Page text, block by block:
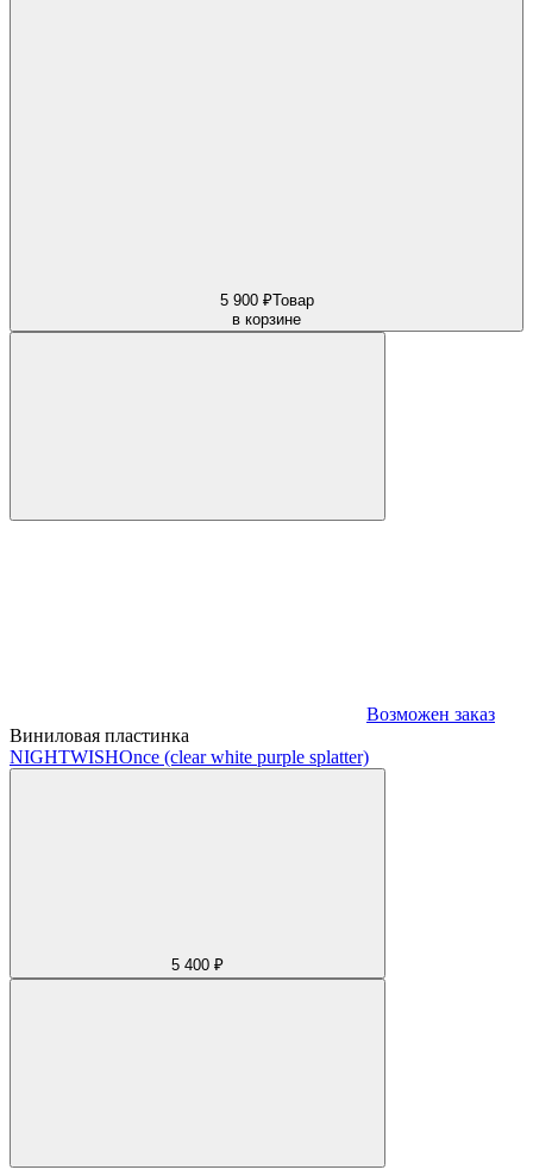
5 900 ₽Товар
в корзине
Возможен заказ
Виниловая пластинка
NIGHTWISHOnce (clear white purple splatter)
5 400 ₽